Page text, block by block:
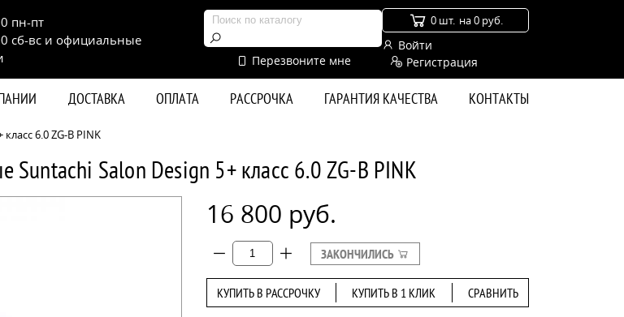
пн-пт
сб-вс и официальные
Перезвоните мне
0 шт. на 0 руб.
Войти
Регистрация
ДОСТАВКА ОПЛАТА РАССРОЧКА ГАРАНТИЯ КАЧЕСТВА КОНТАКТЫ
6.0 ZG-B PINK
Salon Design 5+ класс 6.0 ZG-B PINK
16 800 руб.
ЗАКОНЧИЛИСЬ
КУПИТЬ В РАССРОЧКУ КУПИТЬ В 1 КЛИК СРАВНИТЬ